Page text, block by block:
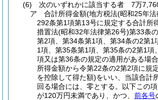
(6)
次のいずれかに該当する者 7万
ア
合計所得金額(地方税法(昭和25年
292条第1項第13号に規定する合計所
措置法(昭和32年法律第26号)第33条
第2項、第34条第1項、第34条の2第1
1項、第35条第1項、第35条の2第1項
項又は第36条の規定の適用がある場
所得金額から令第22条の2第2項に規
を控除して得た額)をいい、当該合計
回る場合には、零とする。以下この
が120万円未満であり、かつ、 前各号